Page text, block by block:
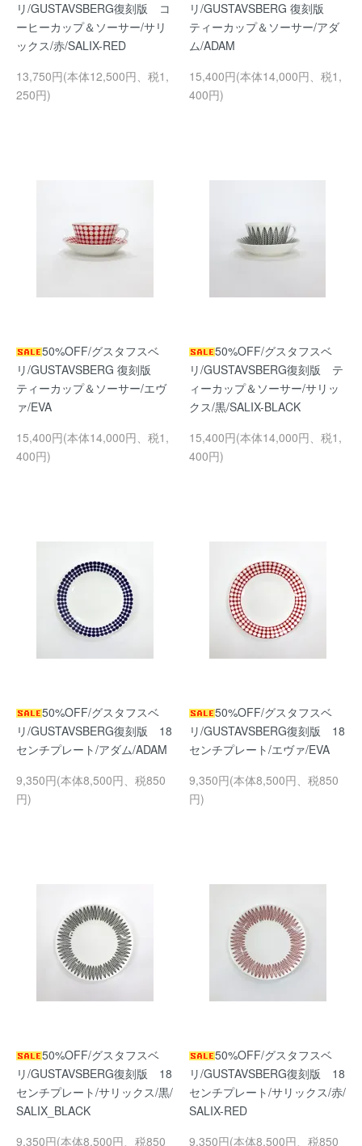
リ/GUSTAVSBERG復刻版 コ
ーヒーカップ＆ソーサー/サリ
ックス/赤/SALIX-RED
13,750円(本体12,500円、税1,
250円)
リ/GUSTAVSBERG 復刻版
ティーカップ＆ソーサー/アダ
ム/ADAM
15,400円(本体14,000円、税1,
400円)
50%OFF/グスタフスベ
リ/GUSTAVSBERG 復刻版
ティーカップ＆ソーサー/エヴ
ァ/EVA
15,400円(本体14,000円、税1,
400円)
50%OFF/グスタフスベ
リ/GUSTAVSBERG復刻版 テ
ィーカップ＆ソーサー/サリッ
クス/黒/SALIX-BLACK
15,400円(本体14,000円、税1,
400円)
50%OFF/グスタフスベ
リ/GUSTAVSBERG復刻版 18
センチプレート/アダム/ADAM
9,350円(本体8,500円、税850
円)
50%OFF/グスタフスベ
リ/GUSTAVSBERG復刻版 18
センチプレート/エヴァ/EVA
9,350円(本体8,500円、税850
円)
50%OFF/グスタフスベ
リ/GUSTAVSBERG復刻版 18
センチプレート/サリックス/黒/
SALIX_BLACK
9,350円(本体8,500円、税850
50%OFF/グスタフスベ
リ/GUSTAVSBERG復刻版 18
センチプレート/サリックス/赤/
SALIX-RED
9,350円(本体8,500円、税850